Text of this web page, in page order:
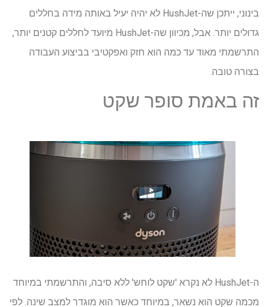
בינוני, ייתכן שה-HushJet לא יהיה יעיל באותה מידה בחללים
גדולים יותר. אבל, מכיוון שה-HushJet מיועד לחללים קטנים יותר,
התרשמתי מאוד עד כמה הוא חזק ואפקטיבי בביצוע העבודה
בצורה טובה.
זה באמת סופר שקט
ה-HushJet לא נקרא 'שקט לוחש' ללא סיבה, והתרשמתי במיוחד
מכמה שקט הוא נשאר, במיוחד כאשר הוא מוגדר למצב שינה. לפי